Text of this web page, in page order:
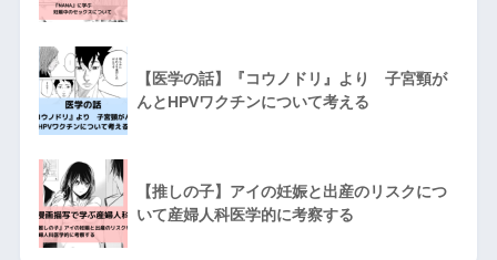
【医学の話】『コウノドリ』より 子宮頸が
んとHPVワクチンについて考える
【推しの子】アイの妊娠と出産のリスクにつ
いて産婦人科医学的に考察する